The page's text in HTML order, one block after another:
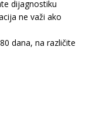
dijagnostiku
ne važi ako
dana, na različite